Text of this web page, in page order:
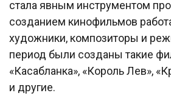
стала явным инструментом
созданием кинофильмов
художники, композиторы и
период были созданы такие
«Касабланка», «Король Лев»,
и другие.